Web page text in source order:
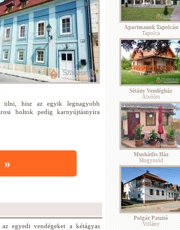
ülni, hisz az egyik legnagyobb
boltok pedig karnyújtásnyira
»
egyedi vendégeket a kétágyas
Apartmanok Tapolcán
Tapolca
Sétány Vendégház
Alsóörs
Muskátlis Ház
Mogyoród
Polgár Panzió
Villány